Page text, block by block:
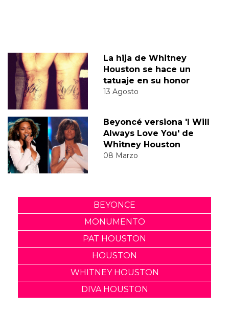
La hija de Whitney
Houston se hace un
tatuaje en su honor
13 Agosto
Beyoncé versiona 'I Will
Always Love You' de
Whitney Houston
08 Marzo
BEYONCE
MONUMENTO
PAT HOUSTON
HOUSTON
WHITNEY HOUSTON
DIVA HOUSTON